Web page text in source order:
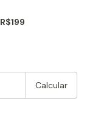
Calcular